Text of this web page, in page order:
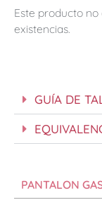
Este producto
existencias.
GUÍA DE
PANTALON